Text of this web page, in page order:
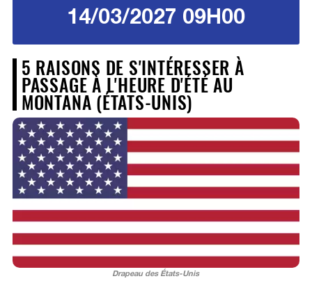
14/03/2027 09H00
5 RAISONS DE S'INTÉRESSER À
PASSAGE À L'HEURE D'ÉTÉ AU
MONTANA (ÉTATS-UNIS)
Drapeau des États-Unis